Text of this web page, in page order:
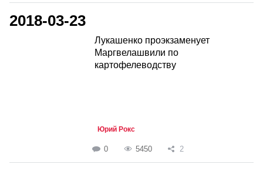
2018-03-23
Лукашенко проэкзаменует
Маргвелашвили по
картофелеводству
Юрий Рокс
0 5450 2